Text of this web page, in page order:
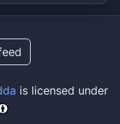
is licensed under